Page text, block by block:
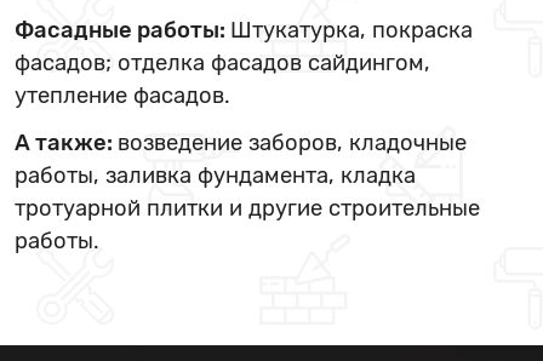
Фасадные работы: Штукатурка, покраска
фасадов; отделка фасадов сайдингом,
утепление фасадов.
А также: возведение заборов, кладочные
работы, заливка фундамента, кладка
тротуарной плитки и другие строительные
работы.